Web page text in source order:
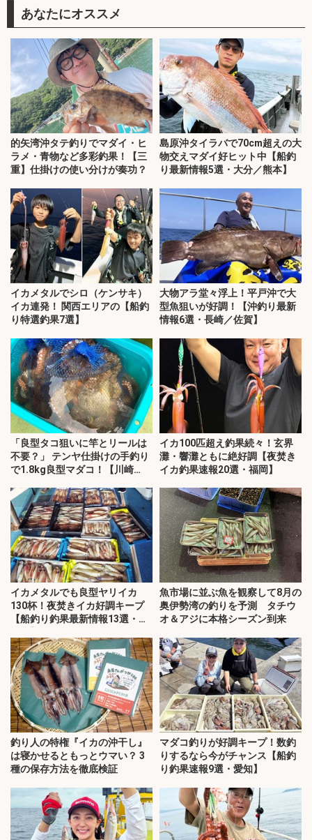
あなたにオススメ
的矢湾沖タテ釣りでマダイ・ヒ
ラメ・青物など多彩釣果！【三
重】仕掛けの使い分けが奏功？
島原沖タイラバで70cm超えの大
物交えマダイ好ヒット中【船釣
り最新情報5選・大分／熊本】
イカメタルでシロ（ケンサキ）
イカ連発！ 関西エリアの【船釣
り特選釣果7選】
大物アラ堂々浮上！平戸沖で大
型魚狙いが好調！【沖釣り最新
情報6選・長崎／佐賀】
「良型タコ狙いに竿とリールは
不要？」 テンヤ仕掛けの手釣り
で1.8kg良型マダコ！【川崎
イカ100匹超え釣果続々！玄界
灘・響灘ともに絶好調【夜焚き
イカ釣果速報20選・福岡】
イカメタルでも良型ヤリイカ
130杯！夜焚きイカ好調キープ
【船釣り釣果最新情報13選・玄
魚市場に並ぶ魚を観察して8月の
奥伊勢湾の釣りを予測 タチウ
オ＆アジに本格シーズン到来
釣り人の特権『イカの沖干し』
は寝かせるともっとウマい？ 3
種の保存方法を徹底検証
マダコ釣りが好調キープ！数釣
りするなら今がチャンス【船釣
り釣果速報9選・愛知】